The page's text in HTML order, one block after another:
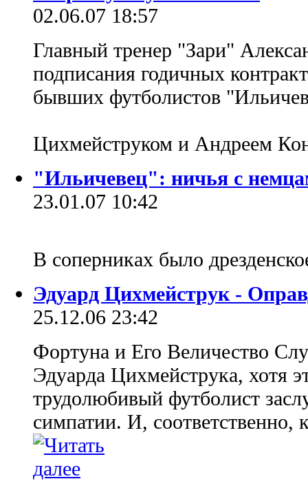
02.06.07 18:57
Главный тренер "Зари"
подписания годичных
бывших футболистов
Цихмейструком и Андреем
"Ильичевец": ничья с
23.01.07 10:42
В соперниках было
Эдуард Цихмейструк -
25.12.06 23:42
Фортуна и Его Величество
Эдуарда Цихмейструка, хотя
трудолюбивый футболист
симпатии. И, соответственно,